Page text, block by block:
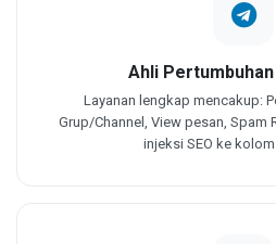
Ahli
Layanan lengkap mencakup:
Grup/Channel, View pesan, Spam
injeksi SEO ke